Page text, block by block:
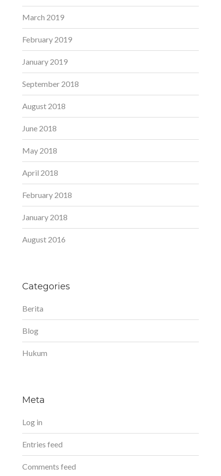
March 2019
February 2019
January 2019
September 2018
August 2018
June 2018
May 2018
April 2018
February 2018
January 2018
August 2016
Categories
Berita
Blog
Hukum
Meta
Log in
Entries feed
Comments feed